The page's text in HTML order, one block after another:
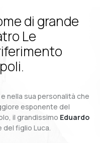
di grande
Le
nella sua personalità che
esponente del
il grandissimo Eduardo
figlio Luca.